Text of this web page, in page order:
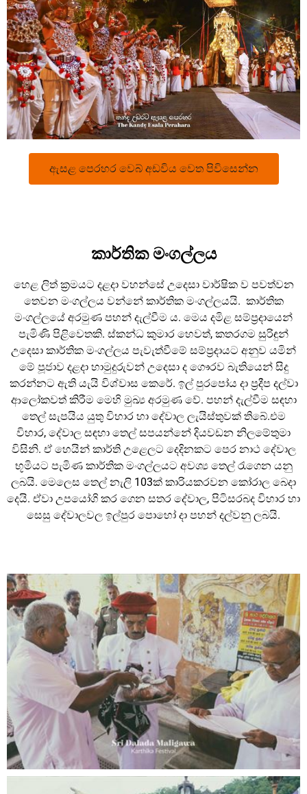
ඇසළ පෙරහර වෙබ් අඩවිය වෙත පිවිසෙන්න
කාර්තික මංගල්ලය
හෙළ ලිත් ක්‍රමයට දළදා වහන්සේ උදෙසා වාර්ෂික ව පවත්වන
තෙවන මංගල්ලය වන්නේ කාර්තික මංගල්ලයයි. කාර්තික
මංගල්ලයේ අරමුණ පහන් දැල්වීම ය. මෙය දමිළ සම්ප්‍රදායෙන්
පැමිණි පිළිවෙතකි. ස්කන්ධ කුමාර හෙවත්, කතරගම සුරිඳුන්
උදෙසා කාර්තික මංගල්ලය පැවැත්වීමේ සම්ප්‍රදායට අනුව යමින්
මේ පූජාව දළදා හාමුදුරුවන් උදෙසා ද ගෞරව බැතියෙන් සිදු
කරන්නට ඇති යැයි විශ්වාස කෙරේ. ඉල් පුරපෝය දා ප්‍රදීප දල්වා
ආලෝකවත් කිරීම මෙහි මුඛ්‍ය අරමුණ වේ. පහන් දැල්වීම සඳහා
තෙල් සැපයිය යුතු විහාර හා දේවාල ලැයිස්තුවක් තිබේ.එම
විහාර, දේවාල සඳහා තෙල් සපයන්නේ දියවඩන නිලමේතුමා
විසිනි. ඒ හෙයින් කාර්ති උළෙලට දෙදිනකට පෙර නාථ දේවාල
භූමියට පැමිණ කාර්තික මංගල්ලයට අවශ්‍ය තෙල් රැගෙන යනු
ලබයි. මෙලෙස තෙල් නැලි 103ක් කාරියකරවන කෝරාල බෙදා
දෙයි. ඒවා උපයෝගි කර ගෙන සතර දේවාල, පිටිසරබද විහාර හා
සෙසු දේවාලවල ඉල්පුර පොහෝ දා පහන් දල්වනු ලබයි.